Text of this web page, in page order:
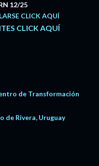
12/25
CLICK AQUÍ
CLICK AQUÍ
de Transformación
de Rivera, Uruguay